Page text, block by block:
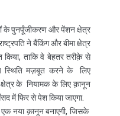
के पुनर्पूंजीकरण और पेंशन क्षेत्र
ने बैंकिंग और बीमा क्षेत्र
ताकि वे बेहतर तरीक़े से
स्थिति मज़बूत करने के लिए
के नियामक के लिए क़ानून
में फिर से पेश किया जाएगा.
नया क़ानून बनाएगी, जिसके